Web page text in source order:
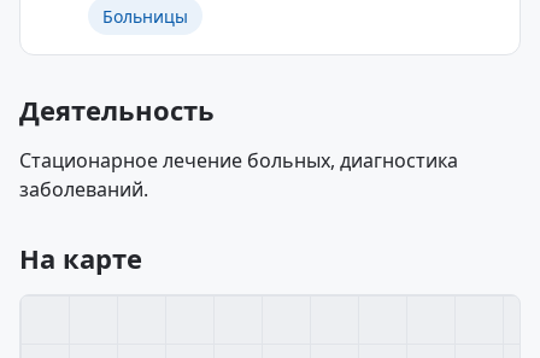
Больницы
Деятельность
Стационарное лечение больных, диагностика
заболеваний.
На карте